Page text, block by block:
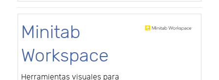
Minitab
Workspace
Herramientas visuales para